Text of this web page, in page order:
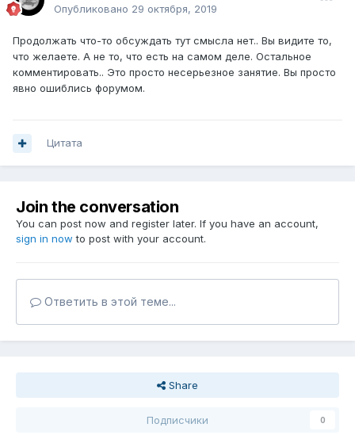
Опубликовано 29 октября, 2019
Продолжать что-то обсуждать тут смысла нет.. Вы видите то,
что желаете. А не то, что есть на самом деле. Остальное
комментировать.. Это просто несерьезное занятие. Вы просто
явно ошиблись форумом.
Цитата
Join the conversation
You can post now and register later. If you have an account,
sign in now to post with your account.
Ответить в этой теме...
Share
Подписчики 0